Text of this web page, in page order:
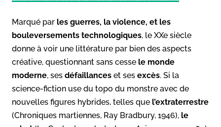
Marqué par les guerres, la violence, et les
bouleversements technologiques, le XXe siècle
donne à voir une littérature par bien des aspects
créative, questionnant sans cesse le monde
moderne, ses défaillances et ses excès. Si la
science-fiction use du topo du monstre avec de
nouvelles figures hybrides, telles que l’extraterrestre
(Chroniques martiennes, Ray Bradbury, 1946), le